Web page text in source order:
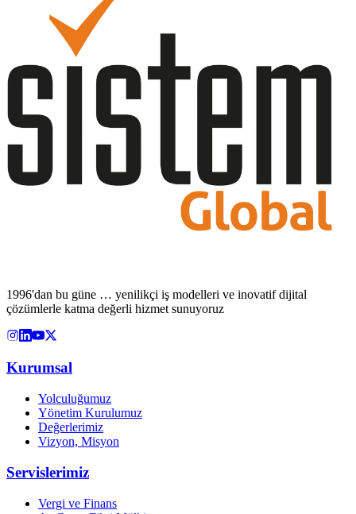
1996'dan bu güne … yenilikçi iş modelleri ve inovatif dijital
çözümlerle katma değerli hizmet sunuyoruz
Kurumsal
Yolculuğumuz
Yönetim Kurulumuz
Değerlerimiz
Vizyon, Misyon
Servislerimiz
Vergi ve Finans